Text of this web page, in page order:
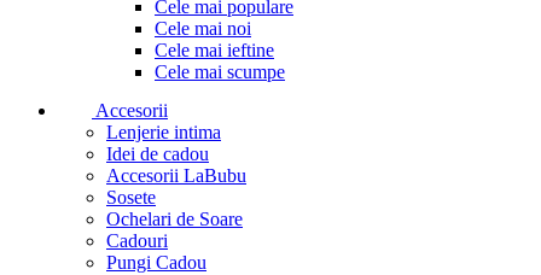
Cele mai populare
Cele mai noi
Cele mai ieftine
Cele mai scumpe
Accesorii
Lenjerie intima
Idei de cadou
Accesorii LaBubu
Sosete
Ochelari de Soare
Cadouri
Pungi Cadou